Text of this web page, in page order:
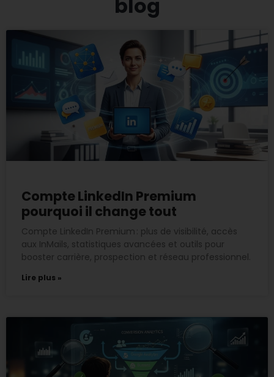
blog
Compte LinkedIn Premium
pourquoi il change tout
Compte LinkedIn Premium : plus de visibilité, accès
aux InMails, statistiques avancées et outils pour
booster carrière, prospection et réseau professionnel.
Lire plus »